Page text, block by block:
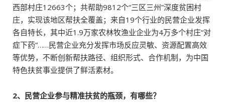
西部村庄12663个；共帮助9812个“三区三州”深度贫困村
庄，实现该地区帮扶全覆盖；来自19个行业的民营企业发挥
各自特长，其中近1.9万家农林牧渔业企业为4万多个村庄“对
症下药”……民营企业充分发挥市场反应灵敏、资源配置高效
等优势，不断创新帮扶路径、组织形式、合作机制，为中国
特色扶贫事业提供了鲜活素材。
2、民营企业参与精准扶贫的瓶颈，有哪些？